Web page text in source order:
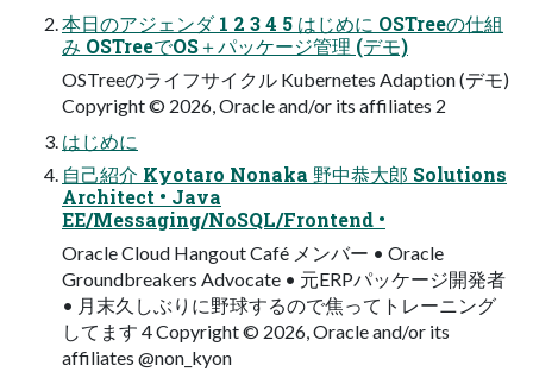
本日のアジェンダ 1 2 3 4 5 はじめに OSTreeの仕組
み OSTreeでOS＋パッケージ管理 (デモ)
OSTreeのライフサイクル Kubernetes Adaption (デモ)
Copyright © 2026, Oracle and/or its affiliates 2
はじめに
自己紹介 Kyotaro Nonaka 野中恭大郎 Solutions
Architect • Java
EE/Messaging/NoSQL/Frontend •
Oracle Cloud Hangout Café メンバー • Oracle
Groundbreakers Advocate • 元ERPパッケージ開発者
• 月末久しぶりに野球するので焦ってトレーニング
してます 4 Copyright © 2026, Oracle and/or its
affiliates @non_kyon